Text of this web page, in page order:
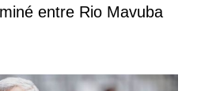
entre Rio Mavuba